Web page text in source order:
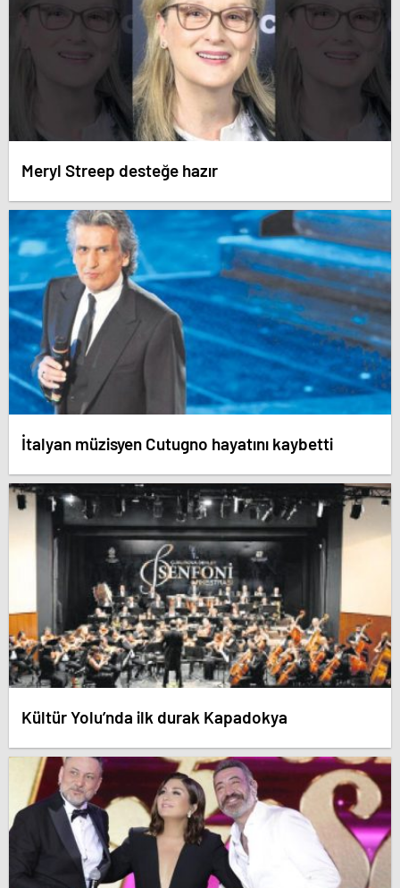
Meryl Streep desteğe hazır
İtalyan müzisyen Cutugno hayatını kaybetti
Kültür Yolu’nda ilk durak Kapadokya